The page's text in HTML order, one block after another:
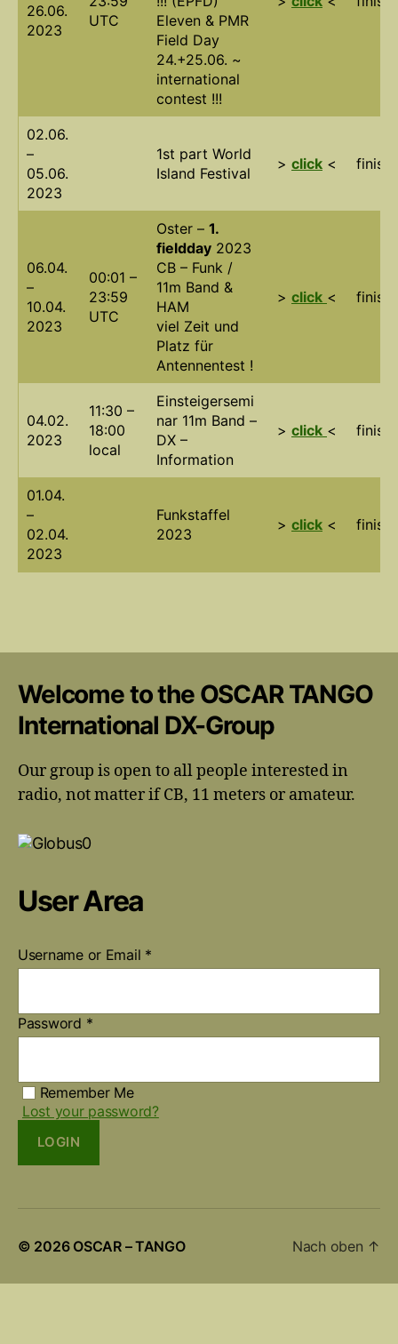
26.06.
2023
UTC
Eleven & PMR
Field Day
24.+25.06. ~
international
contest !!!
02.06.
–
05.06.
2023
1st part World
Island Festival
> click < finish
06.04.
–
10.04.
2023
00:01 –
23:59
UTC
Oster – 1.
fieldday 2023
CB – Funk /
11m Band &
HAM
viel Zeit und
Platz für
Antennentest !
> click < finish
04.02.
2023
11:30 –
18:00
local
Einsteigersemi
nar 11m Band –
DX –
Information
> click < finish
01.04.
–
02.04.
2023
Funkstaffel
2023
> click < finish
Welcome to the OSCAR TANGO
International DX-Group
Our group is open to all people interested in
radio, not matter if CB, 11 meters or amateur.
User Area
Username or Email *
Password *
Remember Me
Lost your password?
LOGIN
© 2026 OSCAR – TANGO Nach oben ↑